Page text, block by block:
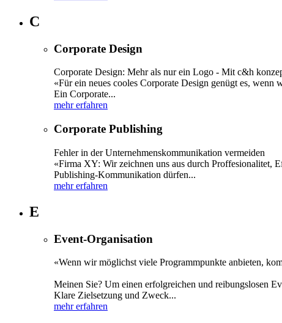
C
Corporate Design
Corporate Design: Mehr als nur ein Logo - Mit c&h
«Für ein neues cooles Corporate Design genügt es, wenn
Ein Corporate...
mehr erfahren
Corporate Publishing
Fehler in der Unternehmenskommunikation vermeiden
«Firma XY: Wir zeichnen uns aus durch Proffesionalitet,
Publishing-Kommunikation dürfen...
mehr erfahren
E
Event-Organisation
«Wenn wir möglichst viele Programmpunkte anbieten,
Meinen Sie? Um einen erfolgreichen und reibungslosen
Klare Zielsetzung und Zweck...
mehr erfahren